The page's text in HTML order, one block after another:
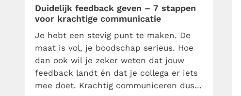
Duidelijk feedback geven – 7 stappen
voor krachtige communicatie
Je hebt een stevig punt te maken. De
maat is vol, je boodschap serieus. Hoe
dan ook wil je zeker weten dat jouw
feedback landt én dat je collega er iets
mee doet. Krachtig communiceren dus –